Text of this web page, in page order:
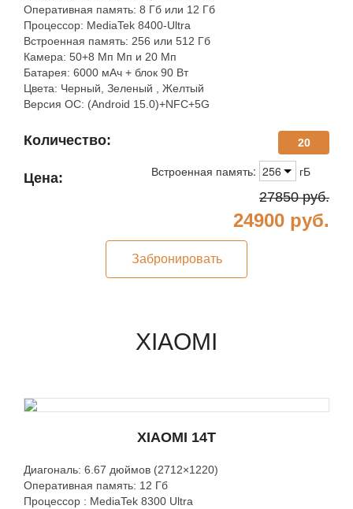
Оперативная память: 8 Гб или 12 Гб
Процессор: MediaTek 8400-Ultra
Встроенная память: 256 или 512 Гб
Камера: 50+8 Мп Мп и 20 Мп
Батарея: 6000 мАч + блок 90 Вт
Цвета: Черный, Зеленый , Желтый
Версия ОС: (Android 15.0)+NFC+5G
Количество: 20
Встроенная память: 256 гБ
Цена:
27850руб.
24900руб.
Забронировать
XIAOMI
XIAOMI 14T
Диагональ: 6.67 дюймов (2712×1220)
Оперативная память: 12 Гб
Процессор : MediaTek 8300 Ultra